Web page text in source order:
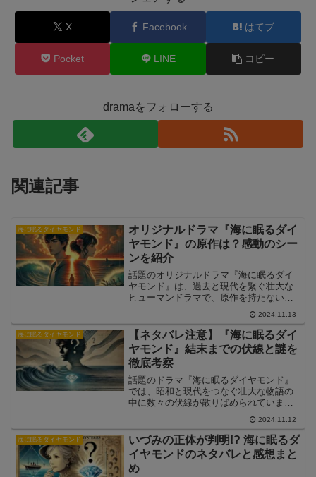
X Facebook はてブ
Pocket LINE コピー
dramaをフォローする
関連記事
海に眠るダイヤモンド
オリジナルドラマ『海に眠るダイ
ヤモンド』の原作は？感動のシー
ンを紹介
話題のオリジナルドラマ『海に眠るダイ
ヤモンド』は、過去と現代を繋ぐ壮大な
ヒューマンドラマで、原作を持たないオ
リジナル作品として制作されています。
神木隆之介さんが一人二役で主人公を演
じ、視聴者を引き込む演技と感動的なシ
ーンの数々が話題を呼んでいます。本記
事では、原作や制作チームの背景、そし
て視聴者の心を揺さぶる感動のシーンを
ピックアップして紹介します。
2024.11.13
海に眠るダイヤモンド
【ネタバレ注意】『海に眠るダイ
ヤモンド』結末までの伏線と謎を
徹底考察
話題のドラマ『海に眠るダイヤモンド』
では、昭和と現代をつなぐ壮大な物語の
中に数々の伏線が散りばめられていま
す。神木隆之介さん演じる鉄平の人生
や、時代を超えた人物の関係性がどのよ
うに交差していくのか、その謎は視聴者
を魅了しています。本記事では、物語の
結末に至るまでに明かされる伏線と謎に
ついて徹底的に考察していきます。
2024.11.12
海に眠るダイヤモンド
いづみの正体が判明!? 海に眠るダ
イヤモンドのネタバレと感想まと
め